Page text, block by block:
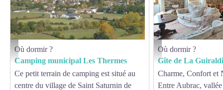
CAMPING MUNICIPAL Les Thermes - OFFICE DE TOURISME
Où dormir ?
Camping municipal Les Thermes
Ce petit terrain de camping est situé au
centre du village de Saint Saturnin de
Séjour spacieux
Où dormir ?
Gîte de La
Charme, Confort et
Entre Aubrac,